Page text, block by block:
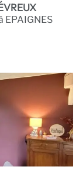
EPAIGNES